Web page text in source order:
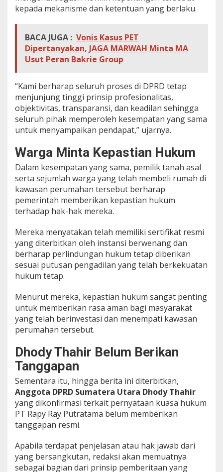
kepada mekanisme dan ketentuan yang berlaku.
BACA JUGA : Vonis Kasus PET
Dipertanyakan, JAGA MARWAH Minta MA
Usut Peran Bakrie Group
“Kami berharap seluruh proses di DPRD tetap
menjunjung tinggi prinsip profesionalitas,
objektivitas, transparansi, dan keadilan sehingga
seluruh pihak memperoleh kesempatan yang sama
untuk menyampaikan pendapat,” ujarnya.
Warga Minta Kepastian Hukum
Dalam kesempatan yang sama, pemilik tanah asal
serta sejumlah warga yang telah membeli rumah di
kawasan perumahan tersebut berharap
pemerintah memberikan kepastian hukum
terhadap hak-hak mereka.
Mereka menyatakan telah memiliki sertifikat resmi
yang diterbitkan oleh instansi berwenang dan
berharap perlindungan hukum tetap diberikan
sesuai putusan pengadilan yang telah berkekuatan
hukum tetap.
Menurut mereka, kepastian hukum sangat penting
untuk memberikan rasa aman bagi masyarakat
yang telah berinvestasi dan menempati kawasan
perumahan tersebut.
Dhody Thahir Belum Berikan
Tanggapan
Sementara itu, hingga berita ini diterbitkan,
Anggota DPRD Sumatera Utara Dhody Thahir
yang dikonfirmasi terkait pernyataan kuasa hukum
PT Rapy Ray Putratama belum memberikan
tanggapan resmi.
Apabila terdapat penjelasan atau hak jawab dari
yang bersangkutan, redaksi akan memuatnya
sebagai bagian dari prinsip pemberitaan yang